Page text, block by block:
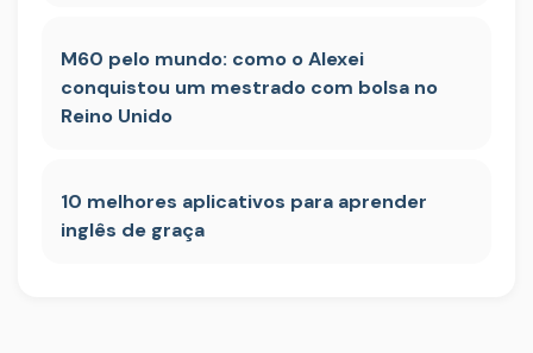
M60 pelo mundo: como o Alexei
conquistou um mestrado com bolsa no
Reino Unido
10 melhores aplicativos para aprender
inglês de graça